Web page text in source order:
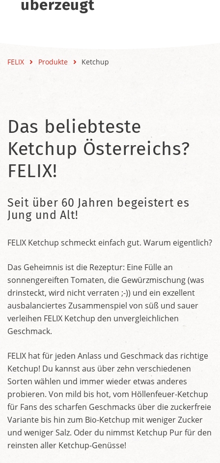
überzeugt
FELIX Produkte Ketchup
Das beliebteste
Ketchup Österreichs?
FELIX!
Seit über 60 Jahren begeistert es
Jung und Alt!
FELIX Ketchup schmeckt einfach gut. Warum eigentlich?
Das Geheimnis ist die Rezeptur: Eine Fülle an
sonnengereiften Tomaten, die Gewürzmischung (was
drinsteckt, wird nicht verraten ;-)) und ein exzellent
ausbalanciertes Zusammenspiel von süß und sauer
verleihen FELIX Ketchup den unvergleichlichen
Geschmack.
FELIX hat für jeden Anlass und Geschmack das richtige
Ketchup! Du kannst aus über zehn verschiedenen
Sorten wählen und immer wieder etwas anderes
probieren. Von mild bis hot, vom Höllenfeuer-Ketchup
für Fans des scharfen Geschmacks über die zuckerfreie
Variante bis hin zum Bio-Ketchup mit weniger Zucker
und weniger Salz. Oder du nimmst Ketchup Pur für den
reinsten aller Ketchup-Genüsse!